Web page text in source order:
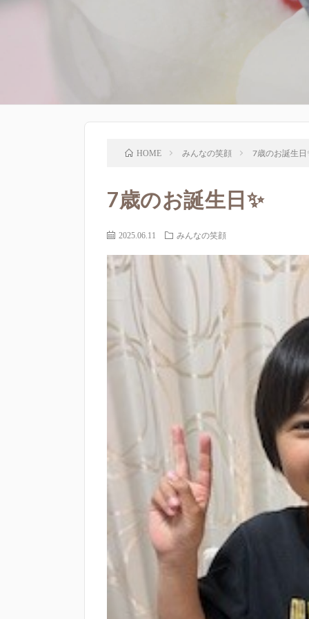
HOME みんなの笑顔 7歳のお誕生日
7歳のお誕生日✨
2025.06.11 みんなの笑顔